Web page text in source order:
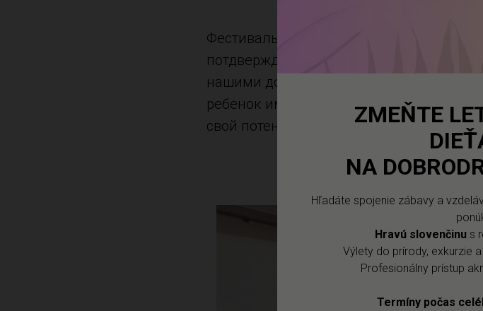
ZMEŇTE
NA
Hľadáte spojenie zábavy a
Hravú slovenčinus
Výlety do prírody, exkurzie
Profesionálny prístup
Termíny počas
Фестиваль Pohoda 2023 и наше
потдверждающим эффективность
нашими достижениями и продолжаем
ребенок имел возможность получить
свой потенциал в полной мере.